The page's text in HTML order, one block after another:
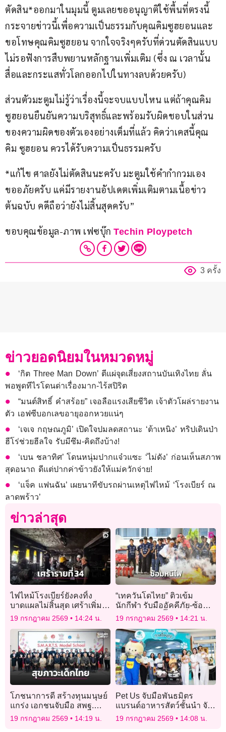
ตัดสิน*ออกมาในมุมนี้ ตูมเลยขออนุญาติใช้พื้นที่ตรงนี้
กระจายข่าวนี้เพื่อความเป็นธรรมกับคุณคิมซูฮยอนและ
ขอโทษคุณคิมซูฮยอน จากใจจริงๆครับที่ด่วนตัดสินแบบ
ไม่รอฟังการสืบพยานหลักฐานเพิ่มเติม (ซึ่ง ณ เวลานั้น
สื่อและกระแสทั่วโลกออกไปในทางลบด้วยครับ)
ส่วนตัวมะตูมไม่รู้ว่าเรื่องนี้จะจบแบบไหน แต่ถ้าคุณคิม
ซูฮยอนยืนยันความบริสุทธิ์และพร้อมรับผิดชอบในส่วน
ของความผิดของตัวเองอย่างเต็มที่แล้ว คิดว่าเคสนี้คุณ
คิม ซูฮยอน ควรได้รับความเป็นธรรมครับ
*แก้ไข ศาลยังไม่ตัดสินนะครับ มะตูมใช้คำกำกวมเอง
ขออภัยครับ แค่มีรายงานอัปเดตเพิ่มเติมตามเนื้อข่าว
ต้นฉบับ คดีถือว่ายังไม่สิ้นสุดครับ”
ขอบคุณข้อมูล-ภาพ เฟซบุ๊ก Techin Ploypetch
3 ครั้ง
ข่าวยอดนิยมในหมวดหมู่
‘กิต Three Man Down’ ตีแผ่จุดเสี่ยงสถานบันเทิงไทย ลั่น
พอพูดทีไรโดนด่าเรื่องมาก-ไร้สปิริต
“มนต์สิทธิ์ คำสร้อย” เจอลือแรงเสียชีวิต เจ้าตัวโผล่รายงาน
ตัว เอฟซีบอกเลขอายุออกหวยแน่ๆ
‘เจเจ กฤษณภูมิ’ เปิดใจปมลดสถานะ ‘ต้าเหนิง’ ทริปเดินป่า
ฮีโร่ช่วยฮีลใจ รับมีซึม-คิดถึงบ้าง!
‘เบน ชลาทิศ’ โดนหนุ่มปากแจ๋วแซะ ‘ไม่ดัง’ ก่อนเห็นสภาพ
สุดอนาถ ดีแต่ปากค่าข้าวยังให้แม่ควักจ่าย!
‘แจ็ค แฟนฉัน’ เผยนาทีขับรถผ่านเหตุไฟไหม้ ‘โรงเบียร์ ณ
ลาดพร้าว’
ข่าวล่าสุด
ไฟไหม้โรงเบียร์ยังคงทิ้ง
บาดแผลไม่สิ้นสุด เศร้าเพิ่ม
สาววัย 20 เสียชีวิต รวม 34
19 กรกฎาคม 2569 14:24 น.
“เทควันโดไทย” ติวเข้ม
นักกีฬา รับมืออัคคีภัย-ซ้อม
อพยพหนีไฟ “บิ๊กเอ” ล็อกเป้า
เหรียญทอง เอเชียนเกมส์
2026
19 กรกฎาคม 2569 14:21 น.
โภชนาการดี สร้างทุนมนุษย์
แกร่ง เอกชนจับมือ สพฐ.
ขยายผลโรงเรียนต้นแบบ
19 กรกฎาคม 2569 14:19 น.
Pet Us จับมือพันธมิตร
แบรนด์อาหารสัตว์ชั้นนำ จัด
กิจกรรม “Pet Us ตลาดทาส
19 กรกฎาคม 2569 14:08 น.